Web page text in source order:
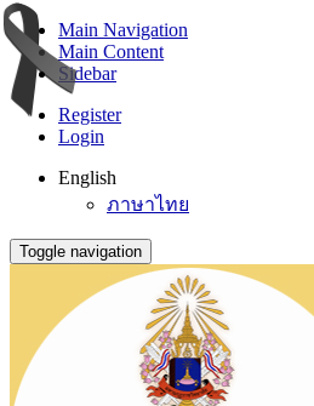
Main Navigation
Main Content
Sidebar
Register
Login
English
ภาษาไทย
Toggle navigation